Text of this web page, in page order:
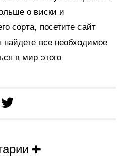
о виски и
сорта, посетите сайт
все необходимое
в мир этого